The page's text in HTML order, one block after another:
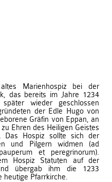
Marienhospiz bei der
das bereits im Jahre 1234
wieder geschlossen
der Edle Hugo von
Gräfin von Eppan, an
Ehren des Heiligen Geistes
Das Hospiz sollte sich der
und Pilgern widmen (ad
et peregrinorum).
Hospiz Statuten auf der
übergab ihm die 1233
heutige Pfarrkirche.